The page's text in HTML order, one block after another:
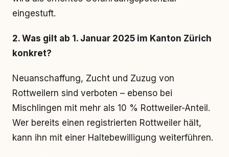
eingestuft.
2. Was gilt ab 1. Januar 2025 im Kanton Zürich
konkret?
Neuanschaffung, Zucht und Zuzug von
Rottweilern sind verboten – ebenso bei
Mischlingen mit mehr als 10 % Rottweiler-Anteil.
Wer bereits einen registrierten Rottweiler hält,
kann ihn mit einer Haltebewilligung weiterführen.